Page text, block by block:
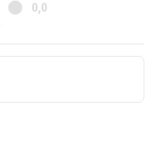
0,0